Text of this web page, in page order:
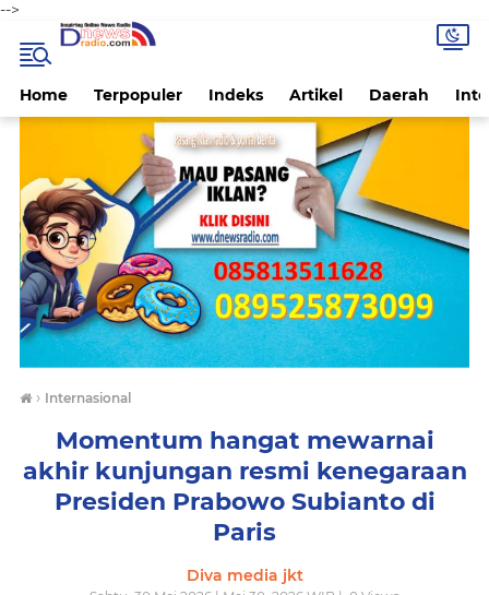
-->
Home Terpopuler Indeks Artikel Daerah
› Internasional
Momentum hangat mewarnai
akhir kunjungan resmi kenegaraan
Presiden Prabowo Subianto di
Paris
Diva media jkt